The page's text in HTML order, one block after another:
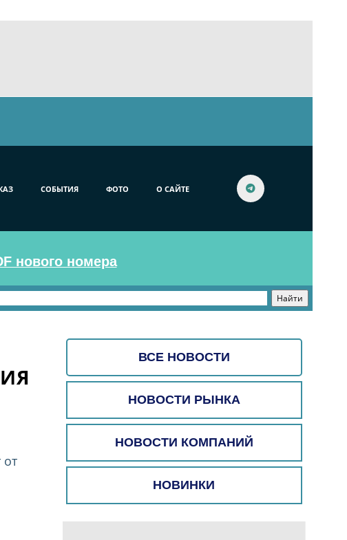
СОБЫТИЯ ФОТО О САЙТЕ
нового номера
ВСЕ НОВОСТИ
НОВОСТИ РЫНКА
НОВОСТИ КОМПАНИЙ
НОВИНКИ